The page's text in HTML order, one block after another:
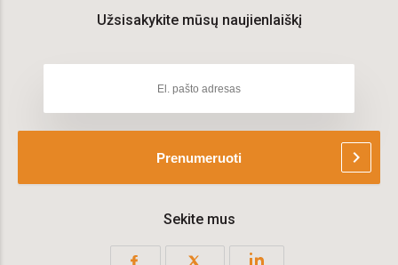
Užsisakykite mūsų naujienlaiškį
Prenumeruoti chevron_right
Sekite mus